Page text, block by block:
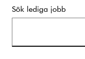
Sök lediga jobb